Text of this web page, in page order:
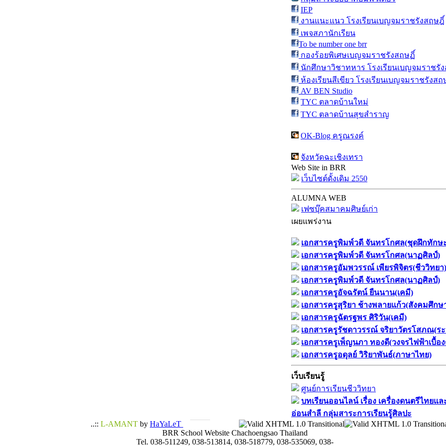
IEP
งานแนะแนว โรงเรียนเบญจมราชรังสฤษฎิ์
เพจสภานักเรียน
To be number one brr
กองร้อยพิเศษเบญจมราชรังสฤษฏิ์
นักศึกษาวิชาทหาร โรงเรียนเบญจมราชรั
ห้องเรียนสีเขียว โรงเรียนเบญจมราชรังสฤ
AV BEN Studio
TYC ตลาดบ้านใหม่
TYC ตลาดบ้านสุขสำราญ
OK-Blog ครูณรงค์
จังหวัดฉะเชิงเทรา
Web Site in BRR
เว็บไซต์ดั้งเดิม 2550
ALUMNA WEB
เฟซบุ๊คสมาคมศิษย์เก่า
เผยแพร่งาน
เอกสารครูพิมพ์วดี จันทรโกศล(ชุดฝึกทักษ
เอกสารครูพิมพ์วดี จันทรโกศล(นาฏศิลป์)
เอกสารครูอัมพวรรณ์ เพียรพิจิตร(ชีววิทยา)
เอกสารครูพิมพ์วดี จันทรโกศล(นาฏศิลป์)
เอกสารครูอัจฉรัตน์ ยืนนาน(เคมี)
เอกสารครูสุริยา ช้างพลายแก้ว(สังคมศึกษ
เอกสารครูฉัตรฐพร ศิริวัน(เคมี)
เอกสารครูรัชดาวรรณ์ จริยาวัตรโสภณ(ร
เอกสารครูเพ็ญนภา ทองดี(วงจรไฟฟ้าเบื้อ
เอกสารครูอดุลย์ วิริยาพันธ์(ภาษาไทย)
เว็บเรียนรู้
ศูนย์การเรียนชีววิทยา
บทเรียนออนไลน์​ เรื่อง​ เครื่องดนตรีไทย
อ่อนสำลี​ กลุ่มสาระการเรียนรู้ศิลปะ
..:: L-AMANT by HaYaLeT
BRR School Website Chachoengsao Thailand
Tel. 038-511249, 038-513814, 038-518779, 038-535069, 038-